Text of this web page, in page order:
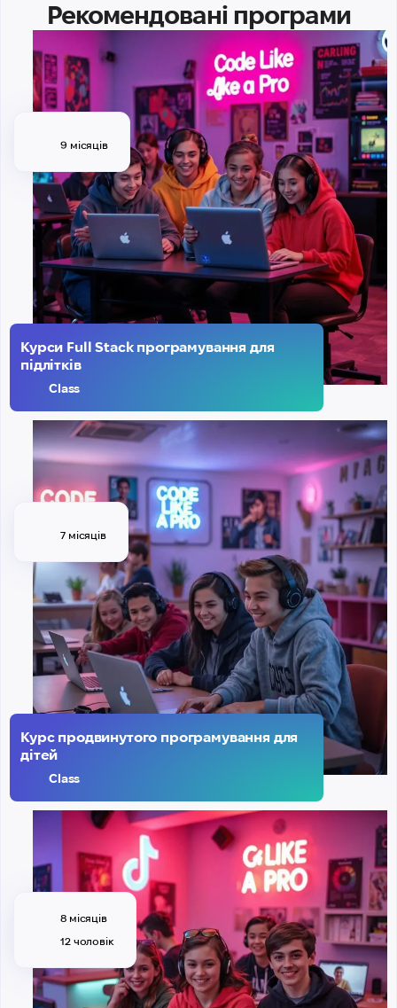
Рекомендовані програми
9 місяців
Курси Full Stack програмування для
підлітків
Class
7 місяців
Курс продвинутого програмування для
дітей
Class
8 місяців
12 чоловік